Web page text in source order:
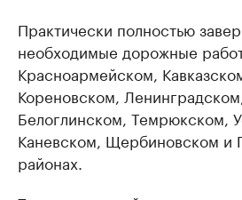
Практически полностью
необходимые дорожные
Красноармейском,
Кореновском,
Белоглинском, Темрюкском,
Каневском, Щербиновском и
районах.